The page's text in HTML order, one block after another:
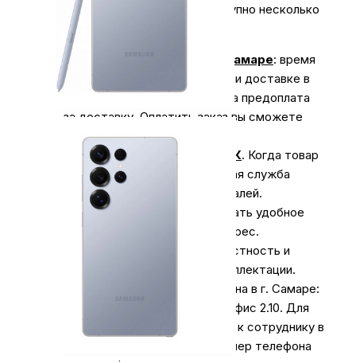
интернет-магазине My Store доступно несколько
вариантов доставки:
Доставка курьером по г. Самаре: время
доставки с 10:00 до 20:00. При доставке в
отдаленные районы возможна предоплата
за доставку. Оплатить заказ вы сможете
наличными курьеру.
Курьерская доставка СДЭК. Когда товар
поступит на склад, курьерская служба
свяжется для уточнения деталей.
Специалист предложит выбрать удобное
время доставки и уточнит адрес.
Осмотрите упаковку на целостность и
соответствие указанной комплектации.
из нашего магазина в г. Самаре:
ул. Коммунистическая 90/2, офис 2.10. Для
получения заказа обратитесь к сотруднику в
кассовой зоне и назовите номер телефона